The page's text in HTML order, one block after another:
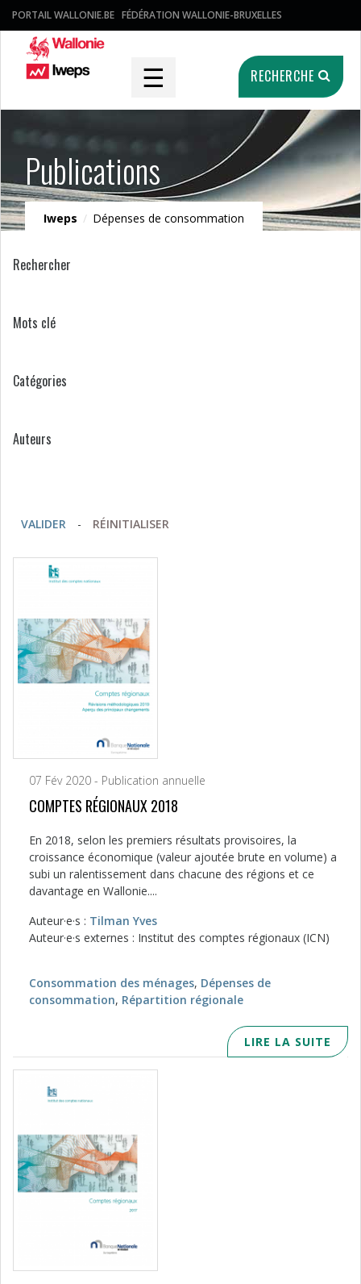
PORTAIL WALLONIE.BE FÉDÉRATION WALLONIE-BRUXELLES
☰ RECHERCHE
Publications
Iweps / Dépenses de consommation
Rechercher
Mots clé
Catégories
Auteurs
VALIDER - RÉINITIALISER
07 Fév 2020 - Publication annuelle
COMPTES RÉGIONAUX 2018
En 2018, selon les premiers résultats provisoires, la
croissance économique (valeur ajoutée brute en volume) a
subi un ralentissement dans chacune des régions et ce
davantage en Wallonie....
Auteur·e·s : Tilman Yves
Auteur·e·s externes : Institut des comptes régionaux (ICN)
Consommation des ménages, Dépenses de
consommation, Répartition régionale
LIRE LA SUITE